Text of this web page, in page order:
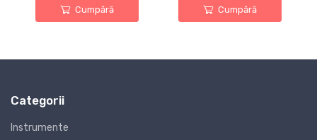
Cumpără Cumpără
Categorii
Instrumente